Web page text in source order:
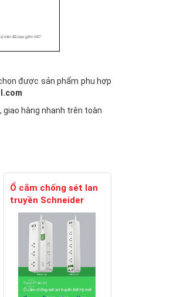
được sản phẩm phu hợp
giao hàng nhanh trên toàn
Ổ cắm chống sét lan
truyền Schneider